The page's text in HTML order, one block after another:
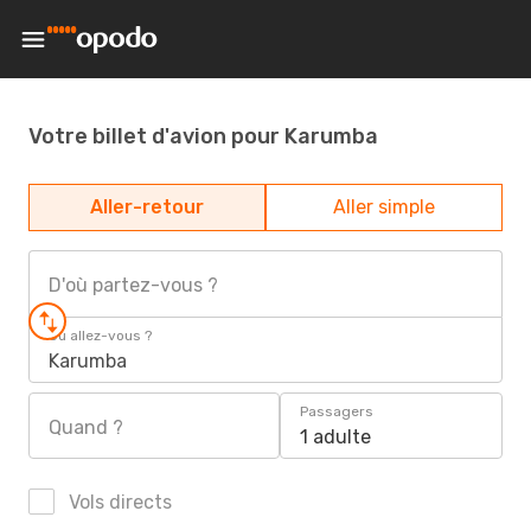
Votre billet d'avion pour Karumba
Aller-retour Aller simple
D'où partez-vous ?
Où allez-vous ?
Karumba
Quand ?
Passagers
1 adulte
Vols directs